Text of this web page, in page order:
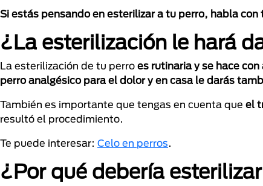
Si estás pensando en esterilizar a tu perro, habla
¿La esterilización le hará
La esterilización de tu perro es rutinaria y se hace
perro analgésico para el dolor y en casa le darás
También es importante que tengas en cuenta que el
resultó el procedimiento.
Te puede interesar: Celo en perros.
¿Por qué debería